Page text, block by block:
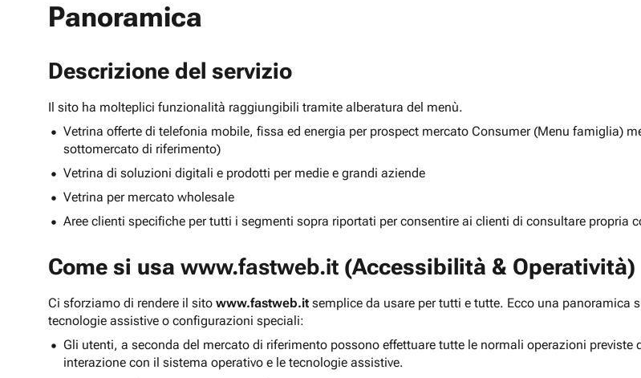
Panoramica
Descrizione del servizio
Il sito ha molteplici funzionalità raggiungibili tramite alberatura del menù.
Vetrina offerte di telefonia mobile, fissa ed energia per prospect mercato Consumer (Menu famiglia)
sottomercato di riferimento)
Vetrina di soluzioni digitali e prodotti per medie e grandi aziende
Vetrina per mercato wholesale
Aree clienti specifiche per tutti i segmenti sopra riportati per consentire ai clienti di consultare propria
Come si usa www.fastweb.it (Accessibilità & Operatività)
Ci sforziamo di rendere il sito www.fastweb.it semplice da usare per tutti e tutte. Ecco una panoramica
tecnologie assistive o configurazioni speciali:
Gli utenti, a seconda del mercato di riferimento possono effettuare tutte le normali operazioni
interazione con il sistema operativo e le tecnologie assistive.